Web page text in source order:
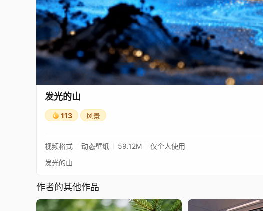
发光的山
113 风景
视频格式 动态壁纸 59.12M 仅个人使用
发光的山
作者的其他作品